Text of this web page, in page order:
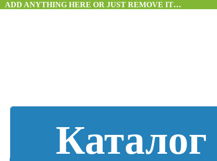
ADD ANYTHING HERE OR JUST REMOVE IT…
Каталог